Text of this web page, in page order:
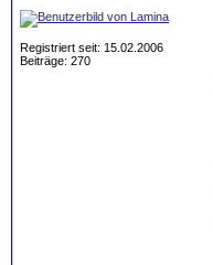
Registriert seit: 15.02.2006
Beiträge: 270